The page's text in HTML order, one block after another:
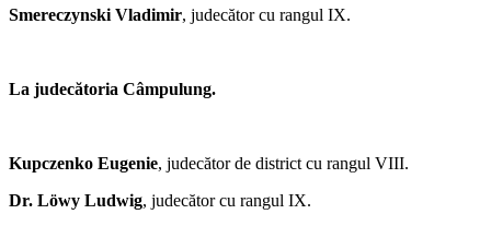
Smereczynski Vladimir, judecător cu rangul IX.
La judecătoria Câmpulung.
Kupczenko Eugenie, judecător de district cu rangul VIII.
Dr. Löwy Ludwig, judecător cu rangul IX.